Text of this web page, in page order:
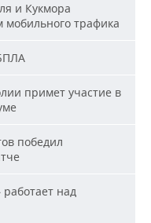
и Кукмора
трафика
примет участие в
победил
над